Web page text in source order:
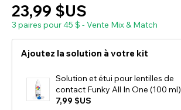
23,99 $US
3 paires pour 45 $ - Vente Mix & Match
Ajoutez la solution à votre kit
Solution et étui pour lentilles de
contact Funky All In One (100 ml)
7,99 $US